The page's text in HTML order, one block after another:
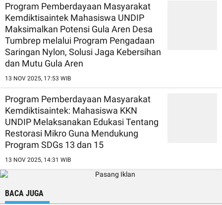
Program Pemberdayaan Masyarakat
Kemdiktisaintek Mahasiswa UNDIP
Maksimalkan Potensi Gula Aren Desa
Tumbrep melalui Program Pengadaan
Saringan Nylon, Solusi Jaga Kebersihan
dan Mutu Gula Aren
13 NOV 2025, 17:53 WIB
Program Pemberdayaan Masyarakat
Kemdiktisaintek: Mahasiswa KKN
UNDIP Melaksanakan Edukasi Tentang
Restorasi Mikro Guna Mendukung
Program SDGs 13 dan 15
13 NOV 2025, 14:31 WIB
BACA JUGA